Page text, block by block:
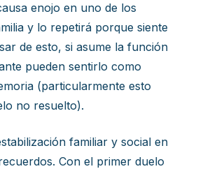
enojo en uno de los
y lo repetirá porque siente
de esto, si asume la función
pueden sentirlo como
(particularmente esto
no resuelto).
familiar y social en
Con el primer duelo